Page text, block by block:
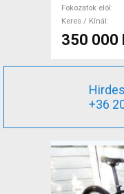
Fokozatok elöl
Keres / Kínál
350 000
+36